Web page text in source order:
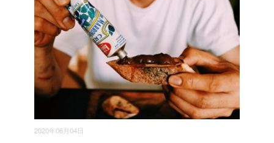
2020年06月04日